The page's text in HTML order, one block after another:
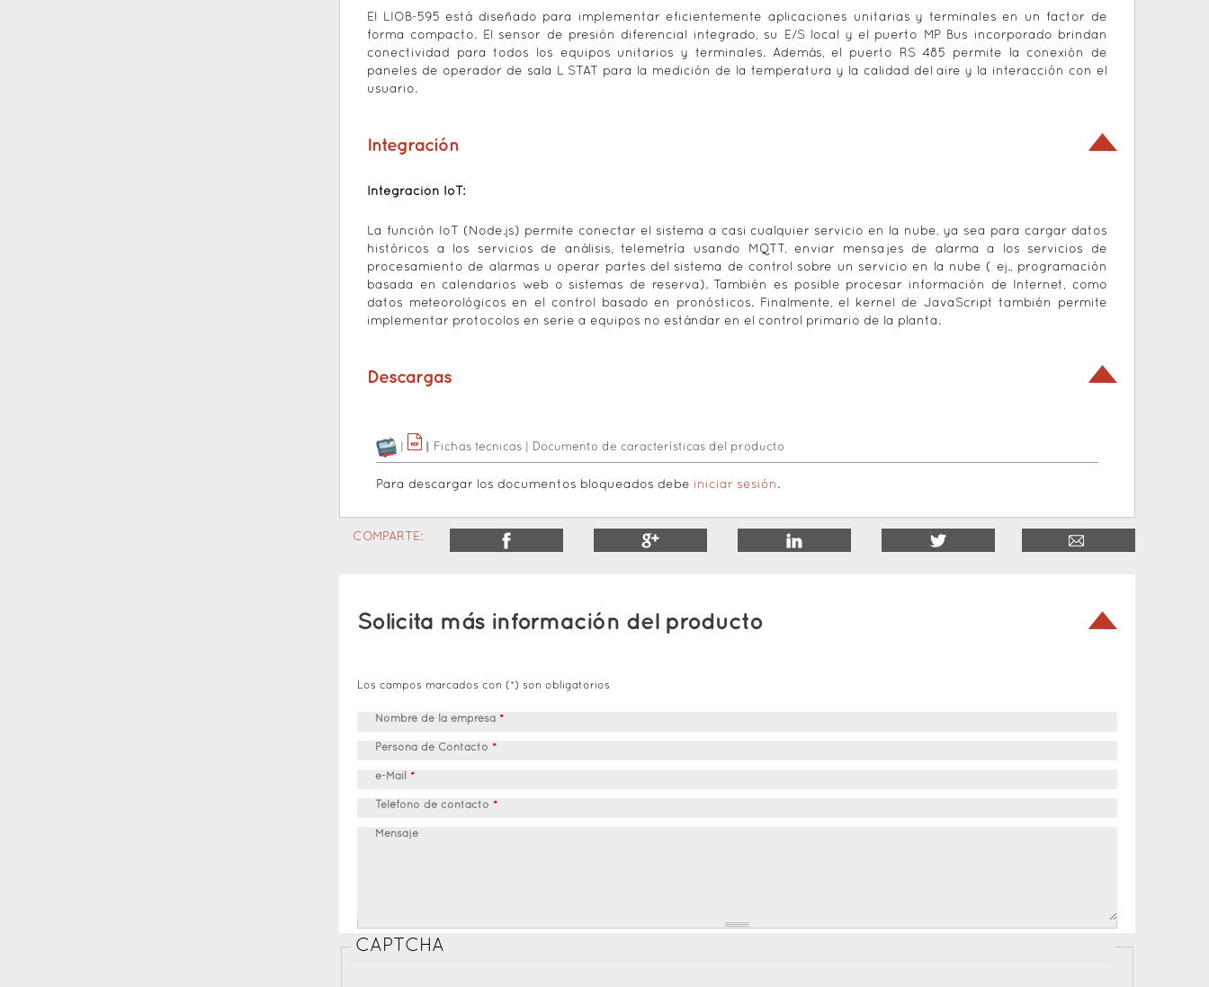
El LIOB-595 está diseñado para implementar eficientemente aplicaciones unitarias y terminales en un factor de
forma compacto. El sensor de presión diferencial integrado, su E/S local y el puerto MP Bus incorporado brindan
conectividad para todos los equipos unitarios y terminales. Además, el puerto RS 485 permite la conexión de
paneles de operador de sala L STAT para la medición de la temperatura y la calidad del aire y la interacción con el
usuario.
Integración
Integración IoT:
La función IoT (Node.js) permite conectar el sistema a casi cualquier servicio en la nube, ya sea para cargar datos
históricos a los servicios de análisis, telemetría usando MQTT, enviar mensajes de alarma a los servicios de
procesamiento de alarmas u operar partes del sistema de control sobre un servicio en la nube ( ej., programación
basada en calendarios web o sistemas de reserva). También es posible procesar información de Internet, como
datos meteorológicos en el control basado en pronósticos. Finalmente, el kernel de JavaScript también permite
implementar protocolos en serie a equipos no estándar en el control primario de la planta.
Descargas
Fichas tecnicas Documento de características del producto
Para descargar los documentos bloqueados debe iniciar sesión .
COMPARTE:
Solicita más información del producto
Los campos marcados con (*) son obligatorios
Nombre de la empresa *
Persona de Contacto *
e-Mail *
Teléfono de contacto *
Mensaje
CAPTCHA